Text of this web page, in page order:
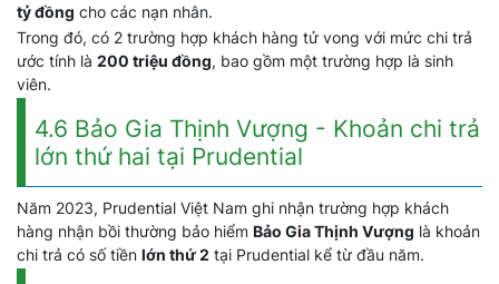
tỷ đồng cho các nạn nhân.
Trong đó, có 2 trường hợp khách hàng tử vong với mức chi trả
ước tính là 200 triệu đồng, bao gồm một trường hợp là sinh
viên.
4.6 Bảo Gia Thịnh Vượng - Khoản chi trả
lớn thứ hai tại Prudential
Năm 2023, Prudential Việt Nam ghi nhận trường hợp khách
hàng nhận bồi thường bảo hiểm Bảo Gia Thịnh Vượng là khoản
chi trả có số tiền lớn thứ 2 tại Prudential kể từ đầu năm.